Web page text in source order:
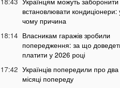
встановлювати кондиціонери:
чому причина
18:14 Власникам гаражів зробили
попередження: за що
платити у 2026 році
17:42 Українців попередили про два
місяці попереду